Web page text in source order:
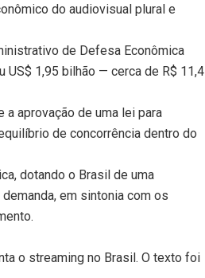
do audiovisual plural e
de Defesa Econômica
US$ 1,95 bilhão — cerca de R$ 11,4
a aprovação de uma lei para
de concorrência dentro do
dotando o Brasil de uma
em sintonia com os
o streaming no Brasil. O texto foi